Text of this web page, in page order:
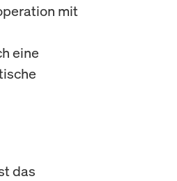
mit
eine
das